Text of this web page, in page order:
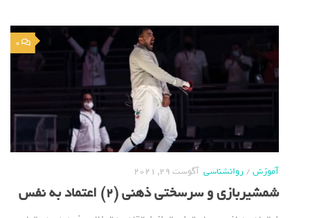
0
آموزش/روانشناسی آگوست 29, 2021
شمشیربازی و سرسختی ذهنی (2) اعتماد به نفس